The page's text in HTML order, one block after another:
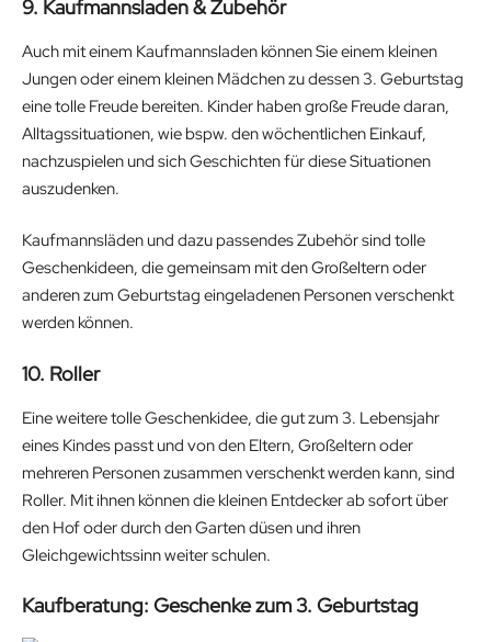
9. Kaufmannsladen & Zubehör
Auch mit einem Kaufmannsladen können Sie einem kleinen
Jungen oder einem kleinen Mädchen zu dessen 3. Geburtstag
eine tolle Freude bereiten. Kinder haben große Freude daran,
Alltagssituationen, wie bspw. den wöchentlichen Einkauf,
nachzuspielen und sich Geschichten für diese Situationen
auszudenken.
Kaufmannsläden und dazu passendes Zubehör sind tolle
Geschenkideen, die gemeinsam mit den Großeltern oder
anderen zum Geburtstag eingeladenen Personen verschenkt
werden können.
10. Roller
Eine weitere tolle Geschenkidee, die gut zum 3. Lebensjahr
eines Kindes passt und von den Eltern, Großeltern oder
mehreren Personen zusammen verschenkt werden kann, sind
Roller. Mit ihnen können die kleinen Entdecker ab sofort über
den Hof oder durch den Garten düsen und ihren
Gleichgewichtssinn weiter schulen.
Kaufberatung: Geschenke zum 3. Geburtstag